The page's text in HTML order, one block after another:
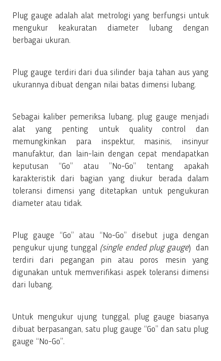
Plug gauge adalah alat metrologi yang berfungsi untuk
mengukur keakuratan diameter lubang dengan
berbagai ukuran.
Plug gauge terdiri dari dua silinder baja tahan aus yang
ukurannya dibuat dengan nilai batas dimensi lubang.
Sebagai kaliber pemeriksa lubang, plug gauge menjadi
alat yang penting untuk quality control dan
memungkinkan para inspektur, masinis, insinyur
manufaktur, dan lain-lain dengan cepat mendapatkan
keputusan “Go” atau ”No-Go” tentang apakah
karakteristik dari bagian yang diukur berada dalam
toleransi dimensi yang ditetapkan untuk pengukuran
diameter atau tidak.
Plug gauge “Go” atau “No-Go” disebut juga dengan
pengukur ujung tunggal (single ended plug gauge) dan
terdiri dari pegangan pin atau poros mesin yang
digunakan untuk memverifikasi aspek toleransi dimensi
dari lubang.
Untuk mengukur ujung tunggal, plug gauge biasanya
dibuat berpasangan, satu plug gauge “Go” dan satu plug
gauge “No-Go”.